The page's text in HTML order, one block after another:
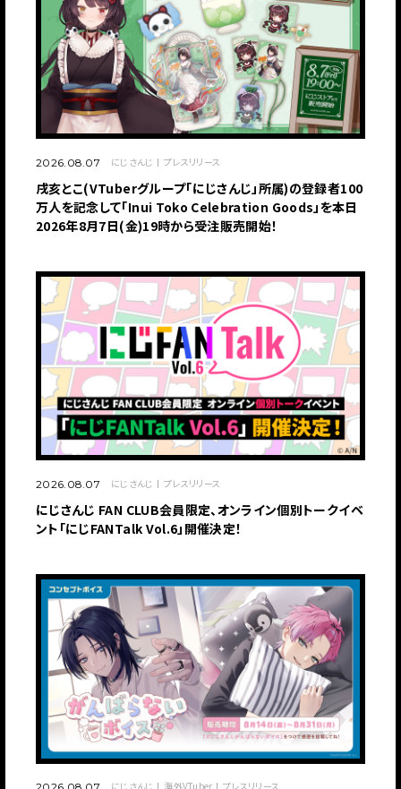
2026.08.07 にじさんじ プレスリリース
戌亥とこ(VTuberグループ「にじさんじ」所属)の登録者100
万人を記念して「Inui Toko Celebration Goods」を本日
2026年8月7日(金)19時から受注販売開始！
2026.08.07 にじさんじ プレスリリース
にじさんじ FAN CLUB会員限定、オンライン個別トークイベ
ント「にじFANTalk Vol.6」開催決定！
にじさんじ 海外VTuber プレスリリース